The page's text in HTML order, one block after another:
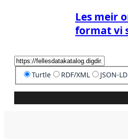
Les meir
format vi
Turtle RDF/XML JSON-LD